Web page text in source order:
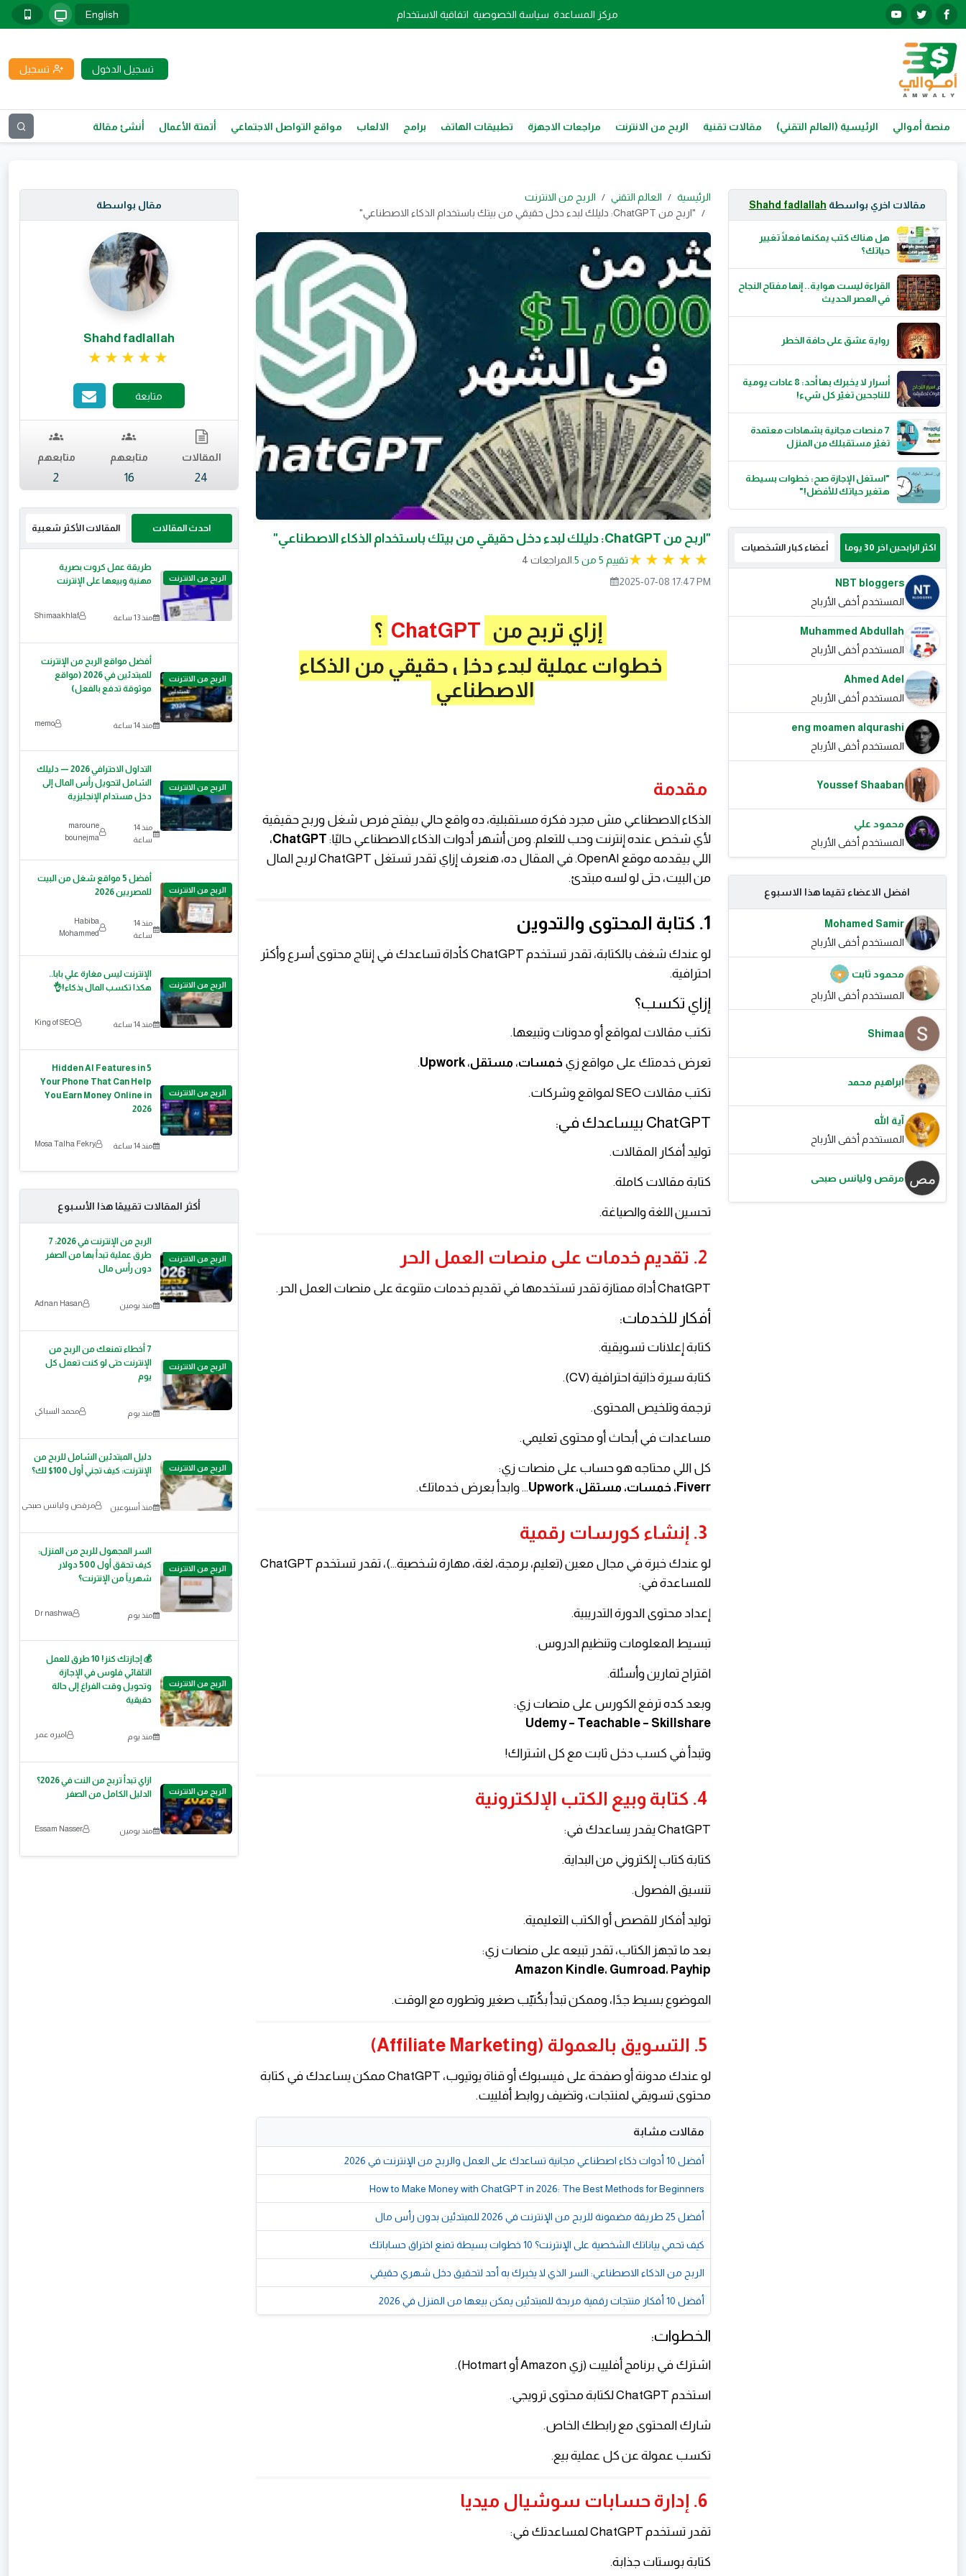
مركز المساعدة سياسة الخصوصية اتفاقية الاستخدام English
تسجيل الدخول تسجيل
منصة أموالي الرئيسية (العالم التقني) مقالات تقنية الربح من الانترنت مراجعات الاجهزة تطبيقات الهاتف برامج الالعاب مواقع التواصل الاجتماعي أتمتة الأعمال أنشئ مقالة
مقالات اخري بواسطة Shahd fadlallah
هل هناك كتب يمكنها فعلًا تغيير
حياتك؟
القراءة ليست هواية.. إنها مفتاح النجاح
في العصر الحديث
رواية عشق على حافة الخطر
أسرار لا يخبرك بها أحد: 8 عادات يومية
للناجحين تغيّر كل شيء!
7 منصات مجانية بشهادات معتمدة
تغيّر مستقبلك من المنزل
"استغل الإجازة صح: خطوات بسيطة
هتغير حياتك للأفضل!"
اكثر الرابحين اخر 30 يوما أعضاء كبار الشخصيات
NBT bloggers
المستخدم أخفى الأرباح
Muhammed Abdullah
المستخدم أخفى الأرباح
Ahmed Adel
المستخدم أخفى الأرباح
eng moamen alqurashi
المستخدم أخفى الأرباح
Youssef Shaaban
محمود علي
المستخدم أخفى الأرباح
افضل الاعضاء تقيما هذا الاسبوع
Mohamed Samir
المستخدم أخفى الأرباح
محمود ثابت
المستخدم أخفى الأرباح
Shimaa
ابراهيم محمد
آية الله
المستخدم أخفى الأرباح
مرقص وليانس صبحى
الرئيسية العالم التقني
الربح من الانترنت
"اربح من ChatGPT: دليلك لبدء دخل حقيقي من بيتك باستخدام الذكاء الاصطناعي"
"اربح من ChatGPT: دليلك لبدء دخل حقيقي من بيتك باستخدام الذكاء الاصطناعي"
تقييم 5 من 5.
4 المراجعات
2025-07-08 17:47 PM
إزاي تربح من ChatGPT ؟
خطوات عملية لبدء دخل حقيقي من الذكاء
الاصطناعي
مقدمة
الذكاء الاصطناعي مش مجرد فكرة مستقبلية، ده واقع حالي بيفتح فرص شغل وربح حقيقية
لأي شخص عنده إنترنت وحب للتعلم. ومن أشهر أدوات الذكاء الاصطناعي حاليًا: ChatGPT،
اللي بيقدمه موقع OpenAI. في المقال ده، هنعرف إزاي تقدر تستغل ChatGPT لربح المال
من البيت، حتى لو لسه مبتدئ.
1. كتابة المحتوى والتدوين
لو عندك شغف بالكتابة، تقدر تستخدم ChatGPT كأداة تساعدك في إنتاج محتوى أسرع وأكثر
احترافية.
إزاي تكسب؟
تكتب مقالات لمواقع أو مدونات وتبيعها.
تعرض خدمتك على مواقع زيخمسات، مستقل،Upwork
.
تكتب مقالات SEO لمواقع وشركات.
ChatGPT بيساعدك في:
توليد أفكار المقالات.
كتابة مقالات كاملة.
تحسين اللغة والصياغة.
2. تقديم خدمات على منصات العمل الحر
ChatGPT أداة ممتازة تقدر تستخدمها في تقديم خدمات متنوعة على منصات العمل الحر.
أفكار للخدمات:
كتابة إعلانات تسويقية.
كتابة سيرة ذاتية احترافية (CV).
ترجمة وتلخيص المحتوى.
مساعدات في أبحاث أو محتوى تعليمي.
كل اللي محتاجه هو حساب على منصات زي:
Fiverr، خمسات، مستقل، Upwork
… وابدأ بعرض خدماتك.
3. إنشاء كورسات رقمية
لو عندك خبرة في مجال معين (تعليم، برمجة، لغة، مهارة شخصية...)، تقدر تستخدم ChatGPT
للمساعدة في:
إعداد محتوى الدورة التدريبية.
تبسيط المعلومات وتنظيم الدروس.
اقتراح تمارين وأسئلة.
وبعد كده ترفع الكورس على منصات زي:
Udemy – Teachable – Skillshare
وتبدأ في كسب دخل ثابت مع كل اشتراك!
4. كتابة وبيع الكتب الإلكترونية
ChatGPT يقدر يساعدك في:
كتابة كتاب إلكتروني من البداية.
تنسيق الفصول.
توليد أفكار للقصص أو الكتب التعليمية.
بعد ما تجهز الكتاب، تقدر تبيعه على منصات زي:
Amazon Kindle، Gumroad، Payhip
الموضوع بسيط جدًا، وممكن تبدأ بكُتيّب صغير وتطوره مع الوقت.
5. التسويق بالعمولة (Affiliate Marketing)
لو عندك مدونة أو صفحة على فيسبوك أو قناة يوتيوب، ChatGPT ممكن يساعدك في كتابة
محتوى تسويقي لمنتجات، وتضيف روابط أفلييت.
مقالات مشابة
أفضل 10 أدوات ذكاء اصطناعي مجانية تساعدك على العمل والربح من الإنترنت في 2026
How to Make Money with ChatGPT in 2026: The Best Methods for Beginners
أفضل 25 طريقة مضمونة للربح من الإنترنت في 2026 للمبتدئين بدون رأس مال
كيف تحمي بياناتك الشخصية على الإنترنت؟ 10 خطوات بسيطة تمنع اختراق حساباتك
الربح من الذكاء الاصطناعي: السر الذي لا يخبرك به أحد لتحقيق دخل شهري حقيقي
أفضل 10 أفكار منتجات رقمية مربحة للمبتدئين يمكن بيعها من المنزل في 2026
الخطوات:
اشترك في برنامج أفلييت (زي Amazon أو Hotmart).
استخدم ChatGPT لكتابة محتوى ترويجي.
شارك المحتوى مع رابطك الخاص.
تكسب عمولة عن كل عملية بيع.
6. إدارة حسابات سوشيال ميديا
تقدر تستخدم ChatGPT لمساعدتك في:
كتابة بوستات جذابة.
مقال بواسطة
Shahd fadlallah
متابعة
المقالات
24
متابعهم
16
متابعهم
2
احدث المقالات المقالات الأكثر شعبية
الربح من الانترنت
طريقة عمل كروت بصرية
مهنية وبيعها على الإنترنت
منذ 13 ساعة Shimaakhlaf
الربح من الانترنت
أفضل مواقع الربح من الإنترنت
للمبتدئين في 2026 (مواقع
موثوقة تدفع بالفعل)
منذ 14 ساعة memo
الربح من الانترنت
التداول الاحترافي 2026 — دليلك
الشامل لتحويل رأس المال إلى
دخل مستدام الإنجليزية
منذ 14
ساعة
maroune
bounejma
الربح من الانترنت
أفضل 5 مواقع شغل من البيت
للمصريين 2026
منذ 14
ساعة
Habiba
Mohammed
الربح من الانترنت
الإنترنت ليس مغارة علي بابا..
هكذا تكسب المال بذكاء!👌
منذ 14 ساعة King of SEO
الربح من الانترنت
5 Hidden AI Features in
Your Phone That Can Help
You Earn Money Online in
2026
منذ 14 ساعة Mosa Talha Fekry
أكثر المقالات تقييمًا هذا الأسبوع
الربح من الانترنت
الربح من الإنترنت في 2026: 7
طرق عملية تبدأ بها من الصفر
دون رأس مال
منذ يومين Adnan Hasan
الربح من الانترنت
7 أخطاء تمنعك من الربح من
الإنترنت حتى لو كنت تعمل كل
يوم
منذ يوم محمد السباكى
الربح من الانترنت
دليل المبتدئين الشامل للربح من
الإنترنت: كيف تجني أول 100$ لك؟
منذ أسبوعين مرقص وليانس صبحى
الربح من الانترنت
السر المجهول للربح من المنزل:
كيف تحقق أول 500 دولار
شهرياً من الإنترنت؟
منذ يوم Dr nashwa
الربح من الانترنت
💰 إجازتك كنز! 10 طرق للعمل
التلقائي فلوس في الإجازة
وتحويل وقت الفراغ إلى حالة
حقيقية
منذ يوم اميره عمر
الربح من الانترنت
ازاي تبدأ تربح من النت في 2026؟
الدليل الكامل من الصفر
منذ يومين Essam Nasser